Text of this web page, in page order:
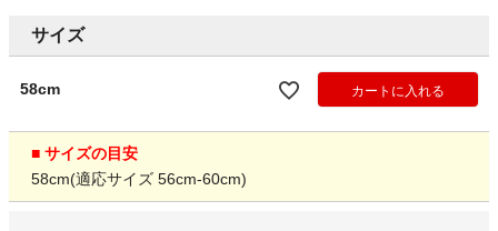
サイズ
58cm カートに入れる
■ サイズの目安
58cm(適応サイズ 56cm-60cm)